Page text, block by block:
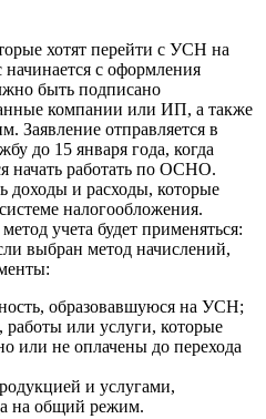
хотят перейти с УСН на
с оформления
быть подписано
компании или ИП, а также
Заявление отправляется в
до 15 января года, когда
начать работать по ОСНО.
доходы и расходы, которые
налогообложения.
учета будет применяться:
выбран метод начислений,
образовавшуюся на УСН;
или услуги, которые
или не оплачены до перехода
и услугами,
на общий режим.